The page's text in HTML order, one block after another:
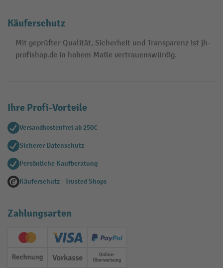
Käuferschutz
Mit geprüfter Qualität, Sicherheit und Transparenz ist jh-
profishop.de in hohem Maße vertrauenswürdig.
Ihre Profi-Vorteile
Versandkostenfrei ab 250€
Sicherer Datenschutz
Persönliche Kaufberatung
Käuferschutz - Trusted Shops
Zahlungsarten
Creditcard (Master)Creditcard (Visa)
PayPal
Rechnung Vorkasse Online-Überweisung